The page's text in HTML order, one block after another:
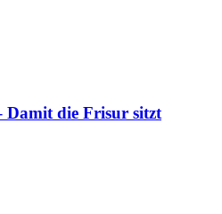
Damit die Frisur sitzt